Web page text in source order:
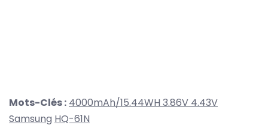
Mots-Clés : 4000mAh/15.44WH 3.86V 4.43V
Samsung HQ-61N